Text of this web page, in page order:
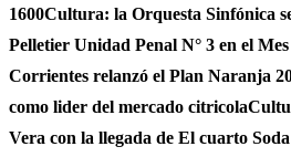
1600Cultura: la Orquesta Sinfónica
Pelletier Unidad Penal N° 3 en el
Corrientes relanzó el Plan Naranja
como lider del mercado citricola
Vera con la llegada de El cuarto